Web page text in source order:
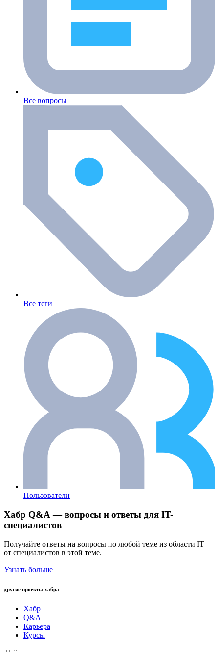
Все вопросы
Все теги
Пользователи
Хабр Q&A — вопросы и ответы для IT-
специалистов
Получайте ответы на вопросы по любой теме из области IT
от специалистов в этой теме.
Узнать больше
другие проекты хабра
Хабр
Q&A
Карьера
Курсы